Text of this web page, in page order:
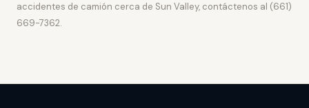
accidentes de camión cerca de Sun Valley, contáctenos al (661)
669-7362.